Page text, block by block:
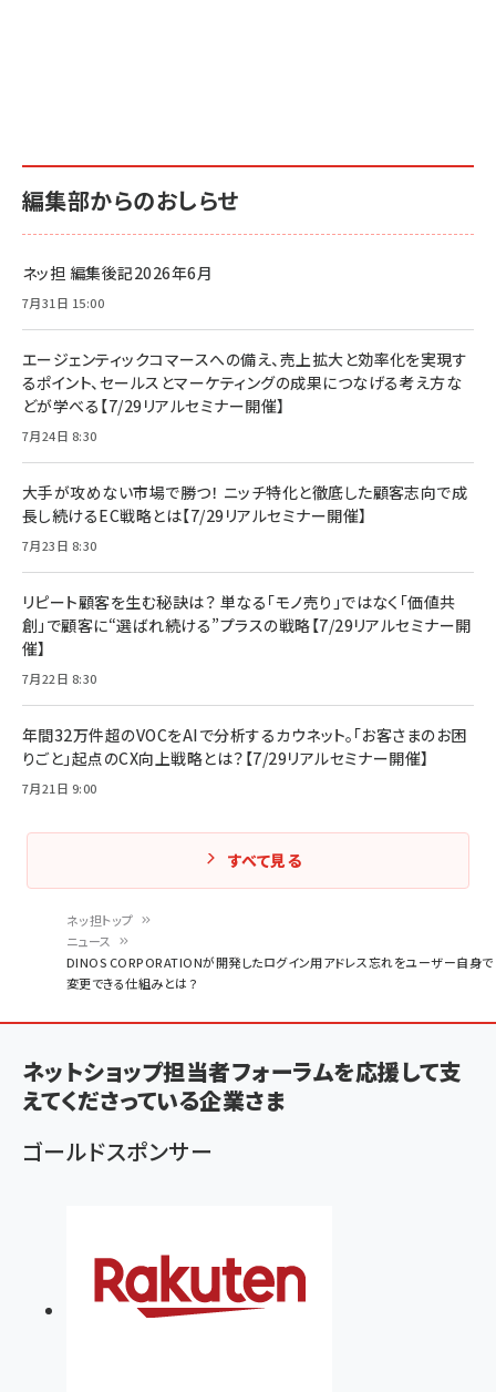
く
ず
ネッ担トップ
ニュース
DINOS CORPORATIONが開発したログイン用アドレス忘れをユーザー自身で
変更できる仕組みとは？
編集部からのおしらせ
ネッ担 編集後記2026年6月
7月31日 15:00
エージェンティックコマースへの備え、売上拡大と効率化を実現す
るポイント、セールスとマーケティングの成果につなげる考え方な
どが学べる【7/29リアルセミナー開催】
7月24日 8:30
大手が攻めない市場で勝つ！ ニッチ特化と徹底した顧客志向で成
長し続けるEC戦略とは【7/29リアルセミナー開催】
7月23日 8:30
リピート顧客を生む秘訣は？ 単なる「モノ売り」ではなく「価値共
創」で顧客に“選ばれ続ける”プラスの戦略【7/29リアルセミナー開
催】
7月22日 8:30
年間32万件超のVOCをAIで分析するカウネット。「お客さまのお困
りごと」起点のCX向上戦略とは？【7/29リアルセミナー開催】
7月21日 9:00
すべて見る
ネットショップ担当者フォーラムを応援して支
えてくださっている企業さま
ゴールドスポンサー